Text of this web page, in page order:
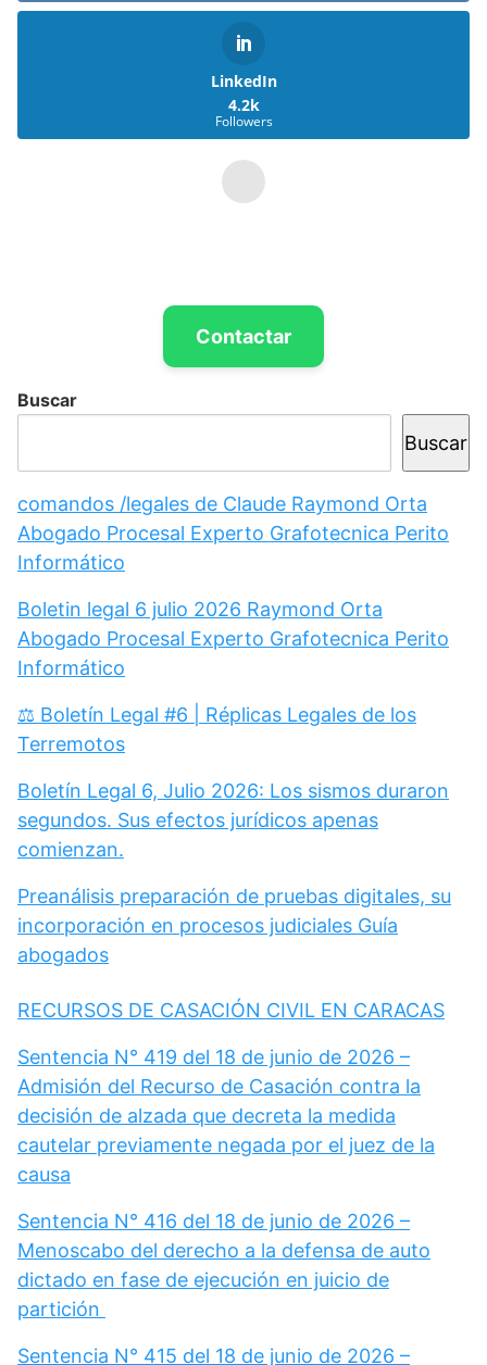
LinkedIn
4.2k
Followers
Contactar
Buscar
Buscar
comandos /legales de Claude Raymond Orta
Abogado Procesal Experto Grafotecnica Perito
Informático
Boletin legal 6 julio 2026 Raymond Orta
Abogado Procesal Experto Grafotecnica Perito
Informático
⚖️ Boletín Legal #6 | Réplicas Legales de los
Terremotos
Boletín Legal 6, Julio 2026: Los sismos duraron
segundos. Sus efectos jurídicos apenas
comienzan.
Preanálisis preparación de pruebas digitales, su
incorporación en procesos judiciales Guía
abogados
RECURSOS DE CASACIÓN CIVIL EN CARACAS
Sentencia N° 419 del 18 de junio de 2026 –
Admisión del Recurso de Casación contra la
decisión de alzada que decreta la medida
cautelar previamente negada por el juez de la
causa
Sentencia N° 416 del 18 de junio de 2026 –
Menoscabo del derecho a la defensa de auto
dictado en fase de ejecución en juicio de
partición
Sentencia N° 415 del 18 de junio de 2026 –